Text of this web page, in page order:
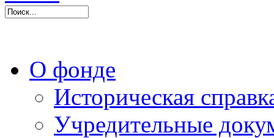
О фонде
Историческая
Учредительные